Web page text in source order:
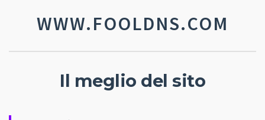
WWW.FOOLDNS.COM
Il meglio del sito